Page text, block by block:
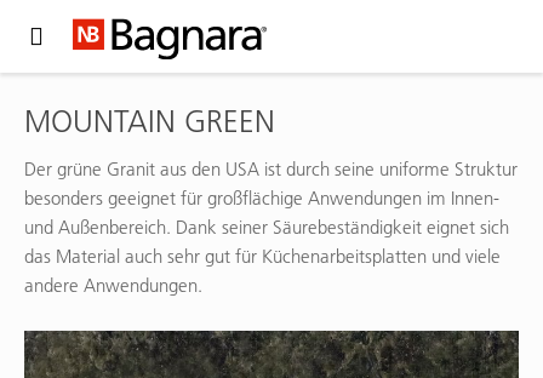
MOUNTAIN GREEN
Der grüne Granit aus den USA ist durch seine uniforme Struktur
besonders geeignet für großflächige Anwendungen im Innen-
und Außenbereich. Dank seiner Säurebeständigkeit eignet sich
das Material auch sehr gut für Küchenarbeitsplatten und viele
andere Anwendungen.